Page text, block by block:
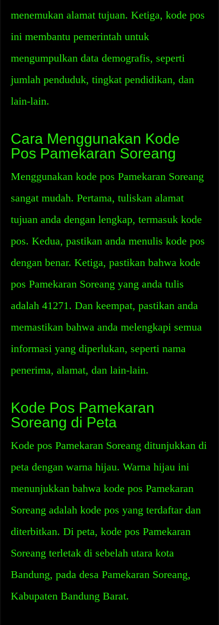
menemukan alamat tujuan. Ketiga, kode pos
ini membantu pemerintah untuk
mengumpulkan data demografis, seperti
jumlah penduduk, tingkat pendidikan, dan
lain-lain.
Cara Menggunakan Kode
Pos Pamekaran Soreang
Menggunakan kode pos Pamekaran Soreang
sangat mudah. Pertama, tuliskan alamat
tujuan anda dengan lengkap, termasuk kode
pos. Kedua, pastikan anda menulis kode pos
dengan benar. Ketiga, pastikan bahwa kode
pos Pamekaran Soreang yang anda tulis
adalah 41271. Dan keempat, pastikan anda
memastikan bahwa anda melengkapi semua
informasi yang diperlukan, seperti nama
penerima, alamat, dan lain-lain.
Kode Pos Pamekaran
Soreang di Peta
Kode pos Pamekaran Soreang ditunjukkan di
peta dengan warna hijau. Warna hijau ini
menunjukkan bahwa kode pos Pamekaran
Soreang adalah kode pos yang terdaftar dan
diterbitkan. Di peta, kode pos Pamekaran
Soreang terletak di sebelah utara kota
Bandung, pada desa Pamekaran Soreang,
Kabupaten Bandung Barat.